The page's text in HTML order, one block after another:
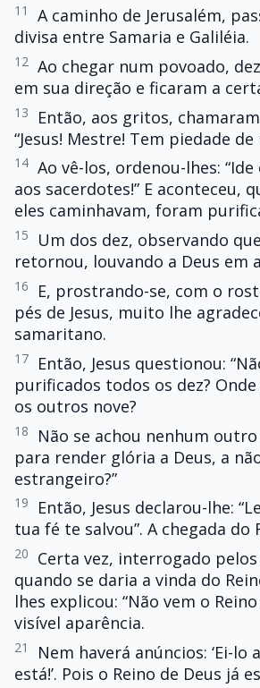
11
A caminho de Jerusalém,
divisa entre Samaria e Galiléia.
12 Ao chegar num povoado,
em sua direção e ficaram a
13
Então, aos gritos,
“Jesus! Mestre! Tem piedade de
14 Ao vê-los, ordenou-lhes:
aos sacerdotes!” E aconteceu,
eles caminhavam, foram
15
Um dos dez, observando
retornou, louvando a Deus em
16
E, prostrando-se, com o
pés de Jesus, muito lhe
samaritano.
17
Então, Jesus questionou:
purificados todos os dez?
os outros nove?
18
Não se achou nenhum
para render glória a Deus, a
estrangeiro?”
19
Então, Jesus declarou-lhe:
tua fé te salvou”. A chegada do
20
Certa vez, interrogado
quando se daria a vinda do
lhes explicou: “Não vem o
visível aparência.
21
Nem haverá anúncios: ‘Ei-lo
está!’. Pois o Reino de Deus já